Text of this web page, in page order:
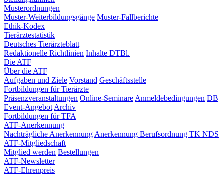
Musterordnungen
Muster-Weiterbildungsgänge Muster-Fallberichte
Ethik-Kodex
Tierärztestatistik
Deutsches Tierärzteblatt
Redaktionelle Richtlinien Inhalte DTBl.
Die ATF
Über die ATF
Aufgaben und Ziele Vorstand Geschäftsstelle
Fortbildungen für Tierärzte
Präsenzveranstaltungen Online-Seminare Anmeldebedingungen DB
Event-Angebot Archiv
Fortbildungen für TFA
ATF-Anerkennung
Nachträgliche Anerkennung Anerkennung Berufsordnung TK NDS
ATF-Mitgliedschaft
Mitglied werden Bestellungen
ATF-Newsletter
ATF-Ehrenpreis